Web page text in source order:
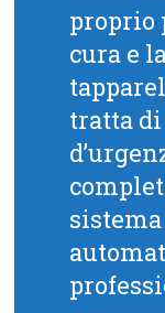
proprio
cura e
tratta